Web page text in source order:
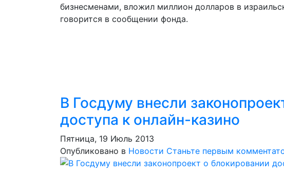
бизнесменами, вложил миллион долларов в
говорится в сообщении фонда.
В Госдуму внесли
доступа к онлайн-казино
Пятница, 19 Июль 2013
Опубликовано в Новости Станьте первым